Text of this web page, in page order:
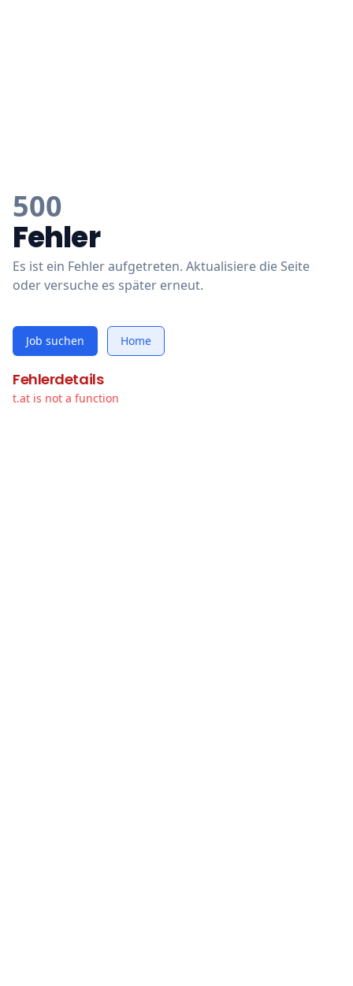
500
Fehler
Es ist ein Fehler aufgetreten. Aktualisiere die Seite
oder versuche es später erneut.
Job suchen Home
Fehlerdetails
t.at is not a function